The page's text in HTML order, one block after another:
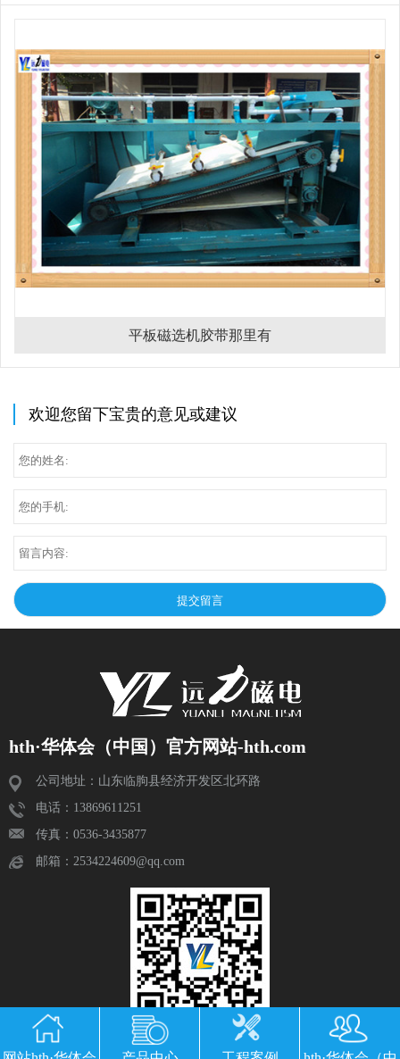
平板磁选机胶带那里有
欢迎您留下宝贵的意见或建议
hth·华体会（中国）官方网站-hth.com
公司地址：山东临朐县经济开发区北环路
电话：13869611251
传真：0536-3435877
邮箱：2534224609@qq.com